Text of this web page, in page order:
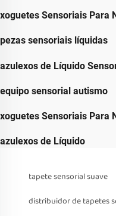
xoguetes Sensoriais Para
pezas sensoriais líquidas
azulexos de Líquido
equipo sensorial autismo
xoguetes Sensoriais Para
azulexos de Líquido
tapete sensorial suave
distribuidor de tapetes